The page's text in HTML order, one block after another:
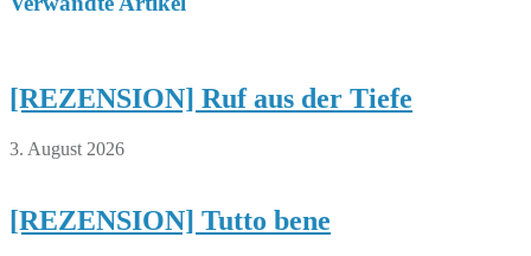
[REZENSION] Ruf aus der Tiefe
3. August 2026
[REZENSION] Tutto bene